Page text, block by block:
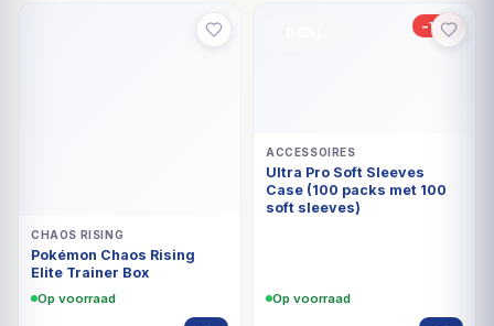
CHAOS RISING
Pokémon Chaos Rising
Elite Trainer Box
Op voorraad
-15%
ACCESSOIRES
Ultra Pro Soft Sleeves
Case (100 packs met 100
soft sleeves)
Op voorraad